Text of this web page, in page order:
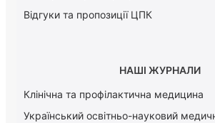
Відгуки та пропозиції ЦПК
НАШІ ЖУРНАЛИ
Клінічна та профілактична медицина
Український освітньо-науковий